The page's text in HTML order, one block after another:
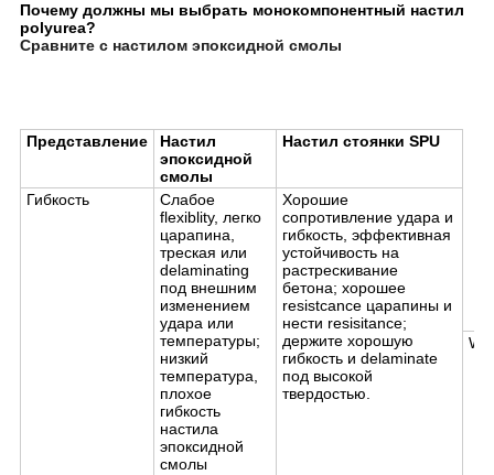
Почему должны мы выбрать монокомпонентный настил
polyurea?
Сравните снастилом эпоксидной смолы
Представление
Настил
эпоксидной
смолы
Настил стоянки SPU
Гибкость
Слабое
flexiblity, легко
царапина,
треская или
delaminating
под внешним
изменением
удара или
температуры;
низкий
температура,
плохое
гибкость
настила
эпоксидной
смолы
Хорошие
сопротивление удара и
гибкость, эффективная
устойчивость на
растрескивание
бетона; хорошее
resistcance царапины и
нести resisitance;
держите хорошую
гибкость и delaminate
под высокой
твердостью.